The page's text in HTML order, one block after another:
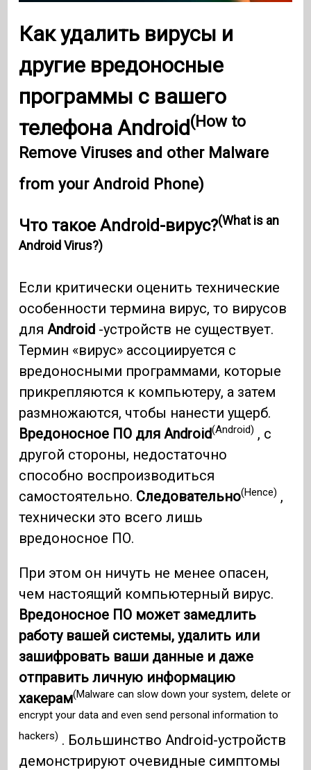
Как удалить вирусы и
другие вредоносные
программы с вашего
телефона Android(How to
Remove Viruses and other Malware
from your Android Phone)
Что такое Android-вирус?(What is an
Android Virus?)
Если критически оценить технические
особенности термина вирус, то вирусов
для Android -устройств не существует.
Термин «вирус» ассоциируется с
вредоносными программами, которые
прикрепляются к компьютеру, а затем
размножаются, чтобы нанести ущерб.
Вредоносное ПО для Android(Android) , с
другой стороны, недостаточно
способно воспроизводиться
самостоятельно. Следовательно(Hence) ,
технически это всего лишь
вредоносное ПО.
При этом он ничуть не менее опасен,
чем настоящий компьютерный вирус.
Вредоносное ПО может замедлить
работу вашей системы, удалить или
зашифровать ваши данные и даже
отправить личную информацию
хакерам(Malware can slow down your system, delete or
encrypt your data and even send personal information to
hackers) . Большинство Android-устройств
демонстрируют очевидные симптомы